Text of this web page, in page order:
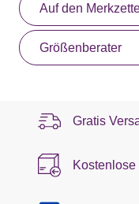
Auf den
Größenberater
Gratis